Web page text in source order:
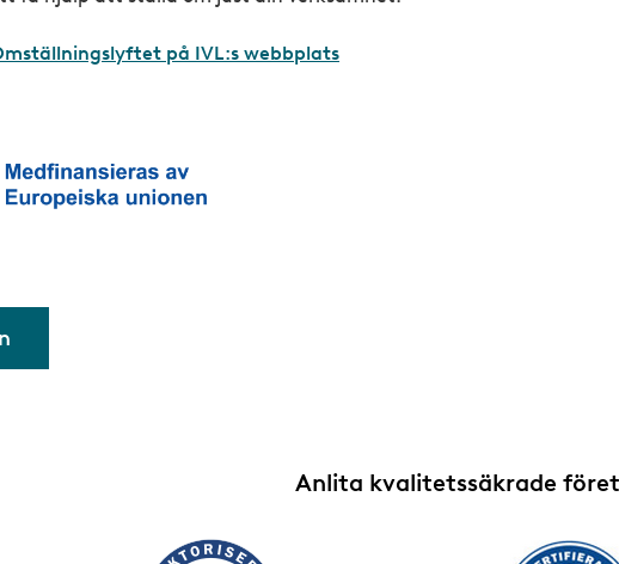
på IVL:s webbplats
Anlita kvalitetssäkrade